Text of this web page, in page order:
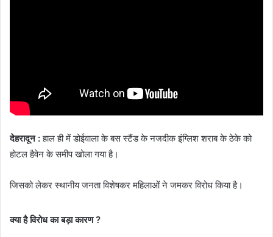
देहरादून :हाल ही में डोईवाला के बस स्टैंड के नजदीक इंग्लिश शराब के ठेके को
होटल हैवेन के समीप खोला गया है।
जिसको लेकर स्थानीय जनता विशेषकर महिलाओं ने जमकर विरोध किया है।
क्या है विरोध का बड़ा कारण ?